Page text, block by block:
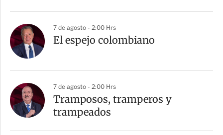
7 de agosto - 2:00 Hrs
El espejo colombiano
7 de agosto - 2:00 Hrs
Tramposos, tramperos y
trampeados